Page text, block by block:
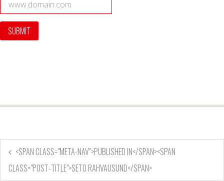
<SPAN CLASS="META-NAV">PUBLISHED IN</SPAN><SPAN
CLASS="POST-TITLE">SETO RAHVAUSUND</SPAN>